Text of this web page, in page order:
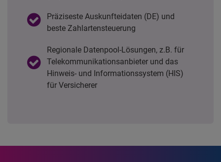
Präziseste Auskunfteidaten (DE) und
beste Zahlartensteuerung
Regionale Datenpool-Lösungen, z.B. für
Telekommunikationsanbieter und das
Hinweis- und Informationssystem (HIS)
für Versicherer